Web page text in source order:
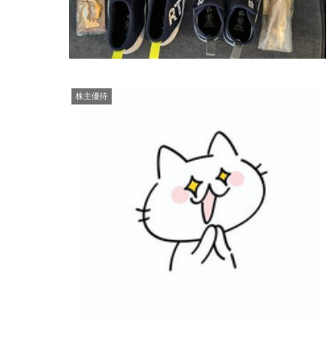
株主優待